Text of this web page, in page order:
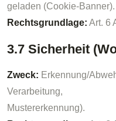
geladen (Cookie-Banner).
Rechtsgrundlage: Art. 6
3.7 Sicherheit
Zweck: Erkennung/
Verarbeitung,
Mustererkennung).